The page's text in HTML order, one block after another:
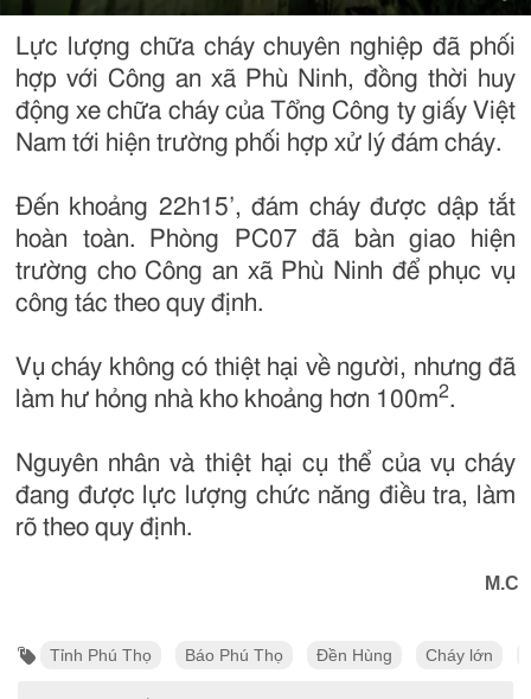
Lực lượng chữa cháy chuyên nghiệp đã phối
hợp với Công an xã Phù Ninh, đồng thời huy
động xe chữa cháy của Tổng Công ty giấy Việt
Nam tới hiện trường phối hợp xử lý đám cháy.
Đến khoảng 22h15’, đám cháy được dập tắt
hoàn toàn. Phòng PC07 đã bàn giao hiện
trường cho Công an xã Phù Ninh để phục vụ
công tác theo quy định. ​
Vụ cháy không có thiệt hại về người, nhưng đã
làm hư hỏng nhà kho khoảng hơn 100m2.
Nguyên nhân và thiệt hại cụ thể của vụ cháy
đang được lực lượng chức năng điều tra, làm
rõ theo quy định.
M.C
Tỉnh Phú Thọ Báo Phú Thọ Đền Hùng Cháy lớn